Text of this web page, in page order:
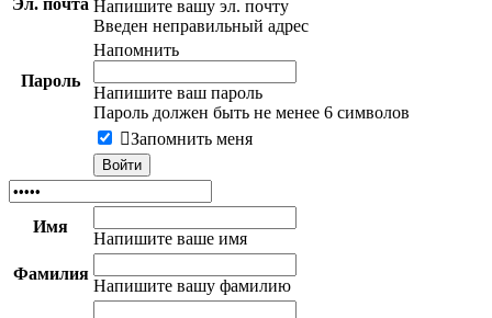
Эл. почта Напишите вашу эл. почту
Введен неправильный адрес
Пароль
Напомнить
Напишите ваш пароль
Пароль должен быть не менее 6 символов
Запомнить меня
Имя
Напишите ваше имя
Фамилия
Напишите вашу фамилию